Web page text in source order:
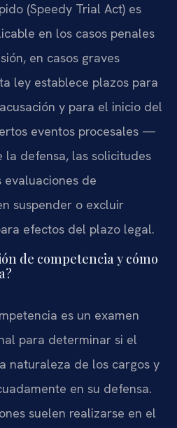
(Speedy Trial Act) es
en los casos penales
en casos graves
ley establece plazos para
y para el inicio del
eventos procesales —
la defensa, las solicitudes
de
suspender o excluir
efectos del plazo legal.
de competencia y cómo
es un examen
para determinar si el
naturaleza de los cargos y
en su defensa.
suelen realizarse en el